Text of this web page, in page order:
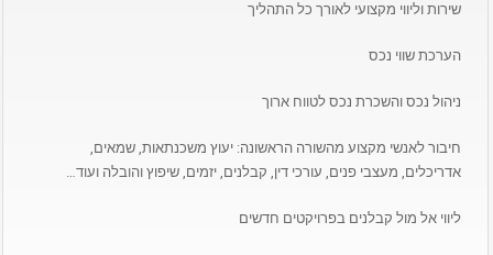
שירות וליווי מקצועי לאורך כל התהליך
הערכת שווי נכס
ניהול נכס והשכרת נכס לטווח ארוך
חיבור לאנשי מקצוע מהשורה הראשונה: יעוץ משכנתאות, שמאים,
אדריכלים, מעצבי פנים, עורכי דין, קבלנים, יזמים, שיפוץ והובלה ועוד…
ליווי אל מול קבלנים בפרויקטים חדשים